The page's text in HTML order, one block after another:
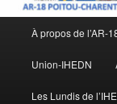
principal
À propos de l’AR-
Union-IHEDN
Les Lundis de